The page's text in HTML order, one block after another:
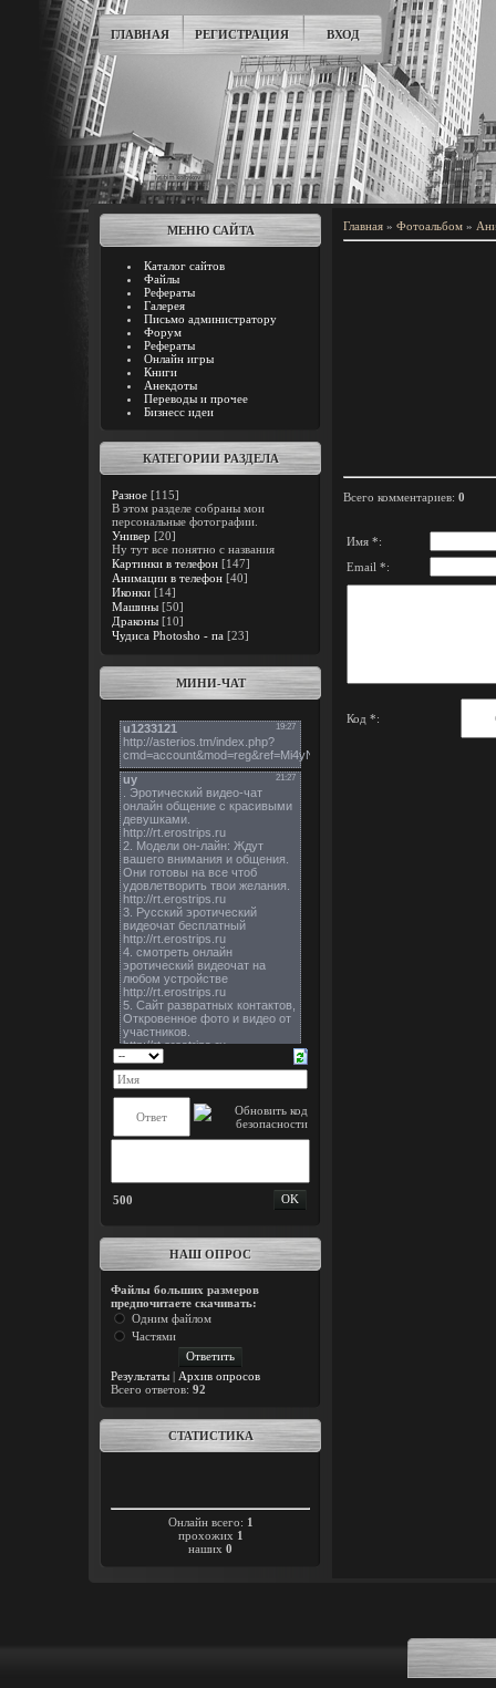
ГЛАВНАЯ РЕГИСТРАЦИЯ ВХОД
МЕНЮ САЙТА
Каталог сайтов
Файлы
Рефераты
Галерея
Письмо администратору
Форум
Рефераты
Онлайн игры
Книги
Анекдоты
Переводы и прочее
Бизнесс идеи
КАТЕГОРИИ РАЗДЕЛА
Разное [115]
В этом разделе собраны мои
персональные фотографии.
Универ [20]
Ну тут все понятно с названия
Картинки в телефон [147]
Анимации в телефон [40]
Иконки [14]
Машины [50]
Драконы [10]
Чудиса Photosho - па [23]
МИНИ-ЧАТ
500
НАШ ОПРОС
Файлы больших размеров
предпочитаете скачивать:
Одним файлом
Частями
Результаты | Архив опросов
Всего ответов: 92
СТАТИСТИКА
Онлайн всего: 1
прохожих 1
наших 0
Главная » Фотоальбом »
Всего комментариев: 0
Имя *:
Email *:
Код *: